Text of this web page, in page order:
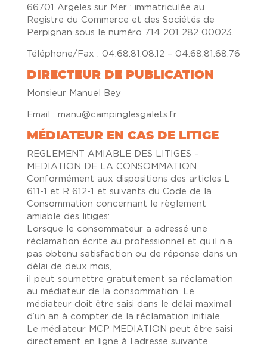
66701 Argeles sur Mer ; immatriculée au
Registre du Commerce et des Sociétés de
Perpignan sous le numéro 714 201 282 00023.
Téléphone/Fax : 04.68.81.08.12 – 04.68.81.68.76
DIRECTEUR DE PUBLICATION
Monsieur Manuel Bey
Email : manu@campinglesgalets.fr
MÉDIATEUR EN CAS DE LITIGE
REGLEMENT AMIABLE DES LITIGES –
MEDIATION DE LA CONSOMMATION
Conformément aux dispositions des articles L
611-1 et R 612-1 et suivants du Code de la
Consommation concernant le règlement
amiable des litiges:
Lorsque le consommateur a adressé une
réclamation écrite au professionnel et qu’il n’a
pas obtenu satisfaction ou de réponse dans un
délai de deux mois,
il peut soumettre gratuitement sa réclamation
au médiateur de la consommation. Le
médiateur doit être saisi dans le délai maximal
d’un an à compter de la réclamation initiale.
Le médiateur MCP MEDIATION peut être saisi
directement en ligne à l’adresse suivante